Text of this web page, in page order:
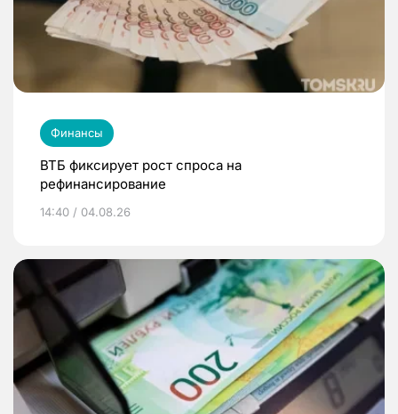
Финансы
ВТБ фиксирует рост спроса на
рефинансирование
14:40 / 04.08.26